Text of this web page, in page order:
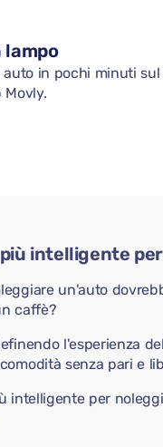
lampo
auto in pochi minuti sul
Movly.
intelligente
un'auto
caffè?
l'esperienza
senza pari e
intelligente per